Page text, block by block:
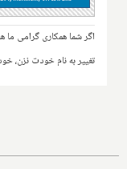
اگر شما همکاری گرامی
تغییر به نام خودت